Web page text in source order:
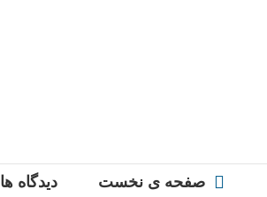
صفحه ی نخست دیدگاه ها